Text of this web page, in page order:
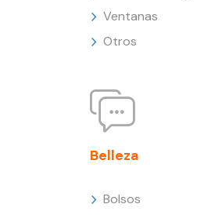
Ventanas
Otros
Belleza
Bolsos